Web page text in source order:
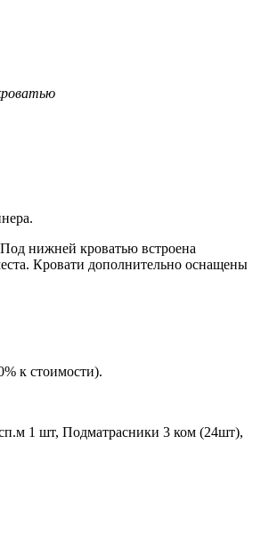
нижней кроватью встроена
Кровати дополнительно оснащены
к стоимости).
1 шт, Подматрасники 3 ком (24шт),